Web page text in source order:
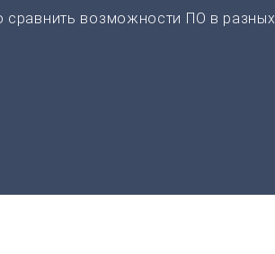
сравнить возможности ПО в разных